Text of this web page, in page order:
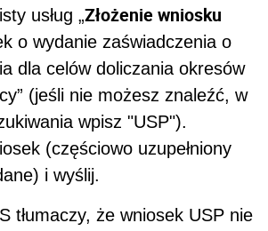
usług „Złożenie wniosku
o wydanie zaświadczenia o
dla celów doliczania okresów
(jeśli nie możesz znaleźć, w
wpisz "USP").
(częściowo uzupełniony
i wyślij.
tłumaczy, że wniosek USP nie